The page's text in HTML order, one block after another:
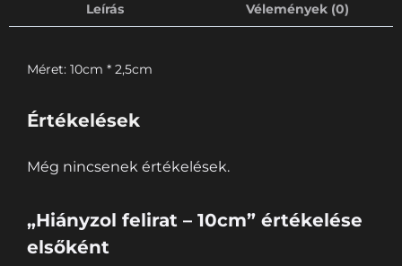
Leírás Vélemények (0)
Méret: 10cm * 2,5cm
Értékelések
Még nincsenek értékelések.
„Hiányzol felirat – 10cm” értékelése
elsőként